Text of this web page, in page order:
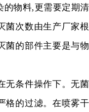
的物料,更需要定期清
菌次数由生产厂家根
菌的部件主要是与物
无条件操作下。无菌
格的过滤。在喷雾干